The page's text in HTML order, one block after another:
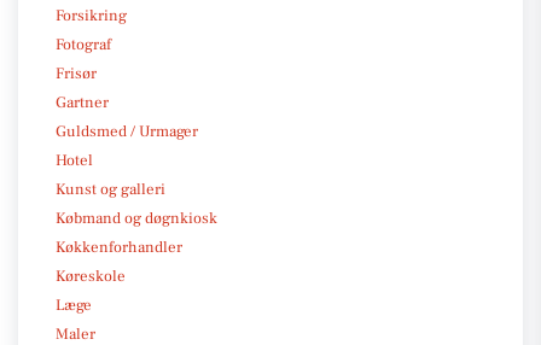
Forsikring
Fotograf
Frisør
Gartner
Guldsmed / Urmager
Hotel
Kunst og galleri
Købmand og døgnkiosk
Køkkenforhandler
Køreskole
Læge
Maler